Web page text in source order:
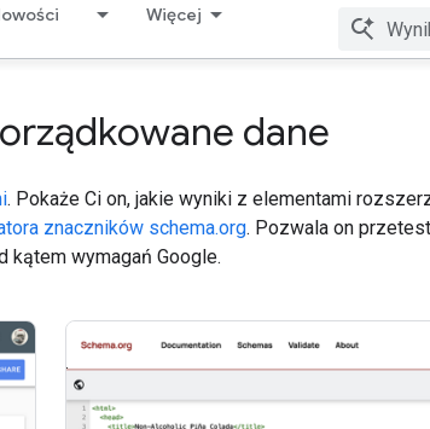
Więcej
dane
. Pokaże Ci on, jakie wyniki z elementami
znaczników schema.org. Pozwala on
kątem wymagań Google.